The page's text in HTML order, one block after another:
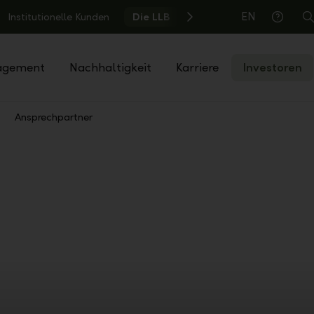
Institutionelle Kunden Die LLB
EN
Hilfe
Nachhaltigkeit Karriere Investoren
Ansprechpartner